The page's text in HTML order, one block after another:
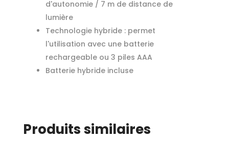
d'autonomie / 7 m de distance de
lumière
Technologie hybride : permet
l'utilisation avec une batterie
rechargeable ou 3 piles AAA
Batterie hybride incluse
Produits similaires